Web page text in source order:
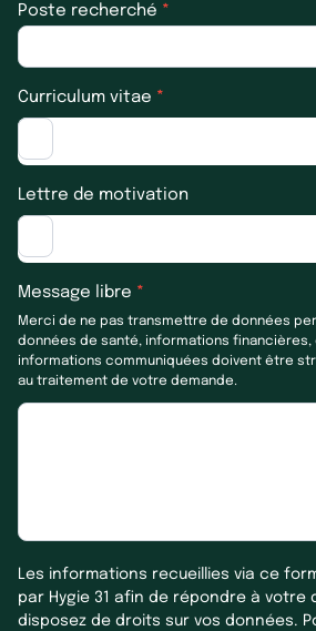
Poste recherché *
Curriculum vitae *
Lettre de motivation
Message libre *
Merci de ne pas transmettre de données
données de santé, informations financières,
informations communiquées doivent être
au traitement de votre demande.
Les informations recueillies via ce
par Hygie 31 afin de répondre à votre
disposez de droits sur vos données.